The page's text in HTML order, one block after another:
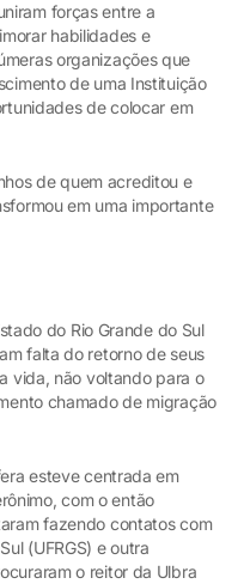
forças entre a
habilidades e
organizações que
de uma Instituição
de colocar em
de quem acreditou e
em uma importante
do Rio Grande do Sul
falta do retorno de seus
vida, não voltando para o
chamado de migração
esteve centrada em
com o então
fazendo contatos com
(UFRGS) e outra
o reitor da Ulbra